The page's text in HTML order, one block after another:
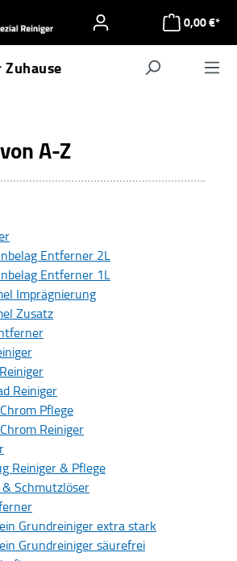
0,00 €*
A-Z
Entferner 2L
Entferner 1L
Imprägnierung
Zusatz
Reiniger
Pflege
Reiniger
Reiniger & Pflege
Schmutzlöser
Grundreiniger extra stark
Grundreiniger säurefrei